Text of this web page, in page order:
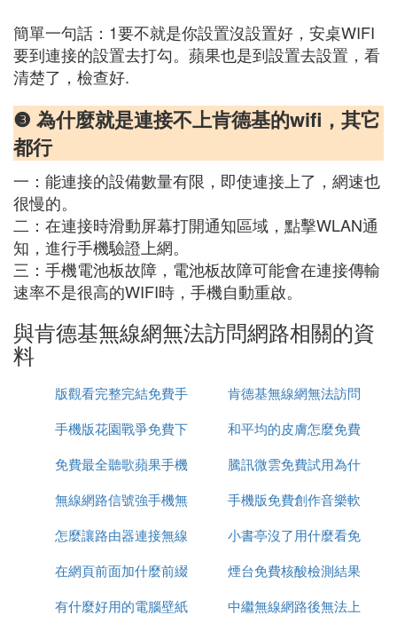
簡單一句話：1要不就是你設置沒設置好，安桌WIFI
要到連接的設置去打勾。蘋果也是到設置去設置，看
清楚了，檢查好.
❸ 為什麼就是連接不上肯德基的wifi，其它
都行
一：能連接的設備數量有限，即使連接上了，網速也
很慢的。
二：在連接時滑動屏幕打開通知區域，點擊WLAN通
知，進行手機驗證上網。
三：手機電池板故障，電池板故障可能會在連接傳輸
速率不是很高的WIFI時，手機自動重啟。
與肯德基無線網無法訪問網路相關的資
料
版觀看完整完結免費手
機在線
肯德基無線網無法訪問
網路
手機版花園戰爭免費下
載視頻
和平均的皮膚怎麼免費
領取
免費最全聽歌蘋果手機
app推薦
騰訊微雲免費試用為什
麼扣費
無線網路信號強手機無
法連接
手機版免費創作音樂軟
體
怎麼讓路由器連接無線
網路連接
小書亭沒了用什麼看免
費書
在網頁前面加什麼前綴
才能免費看
煙台免費核酸檢測結果
怎麼查詢
有什麼好用的電腦壁紙
中繼無線網路後無法上